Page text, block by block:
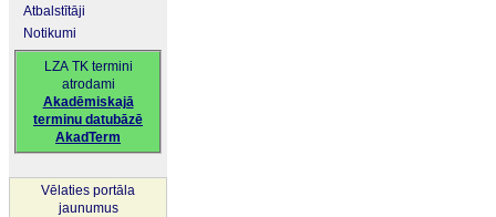
Atbalstītāji
Notikumi
LZA TK termini
atrodami
Akadēmiskajā
terminu datubāzē
AkadTerm
Vēlaties portāla
jaunumus